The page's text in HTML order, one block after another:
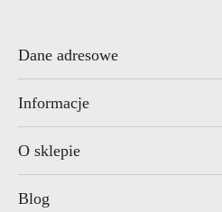
Dane adresowe
Informacje
O sklepie
Blog